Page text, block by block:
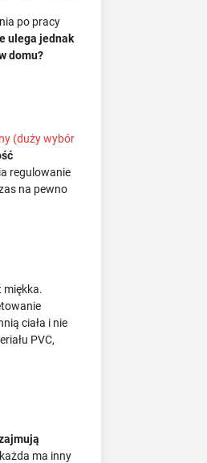
po pracy
ulega jednak
domu?
(duży wybór
regulowanie
na pewno
miękka.
ciała i nie
PVC,
ma inny